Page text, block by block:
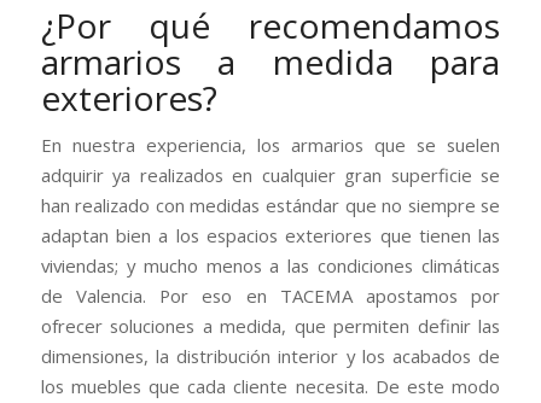
¿Por qué recomendamos
armarios a medida para
exteriores?
En nuestra experiencia, los armarios que se suelen
adquirir ya realizados en cualquier gran superficie se
han realizado con medidas estándar que no siempre se
adaptan bien a los espacios exteriores que tienen las
viviendas; y mucho menos a las condiciones climáticas
de Valencia. Por eso en TACEMA apostamos por
ofrecer soluciones a medida, que permiten definir las
dimensiones, la distribución interior y los acabados de
los muebles que cada cliente necesita. De este modo